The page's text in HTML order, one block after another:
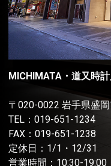
MICHIMATA・道又時
〒020-0022 岩手県盛
TEL： 019-651-1234
FAX：019-651-1238
定休日：1/1・12/31
営業時間：10:30-19:00